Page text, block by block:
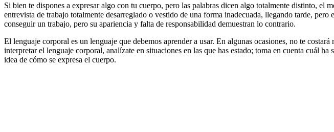
Si bien te dispones a expresar algo con tu cuerpo, pero las palabras dicen algo totalmente distinto, el
entrevista de trabajo totalmente desarreglado o vestido de una forma inadecuada, llegando tarde,
conseguir un trabajo, pero su apariencia y falta de responsabilidad demuestran lo contrario.
El lenguaje corporal es un lenguaje que debemos aprender a usar. En algunas ocasiones, no te
interpretar el lenguaje corporal, analízate en situaciones en las que has estado; toma en cuenta cuál
idea de cómo se expresa el cuerpo.